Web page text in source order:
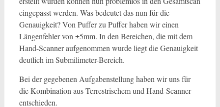
eingepasst werden. Was bedeutet das nun für die
Genauigkeit? Von Puffer zu Puffer haben wir einen
Längenfehler von ±5mm. In den Bereichen, die mit dem
Hand-Scanner aufgenommen wurde liegt die Genauigkeit
deutlich im Submilimeter-Bereich.
Bei der gegebenen Aufgabenstellung haben wir uns für
die Kombination aus Terrestrischem und Hand-Scanner
entschieden.